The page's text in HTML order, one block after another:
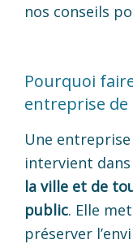
nos conseils
Pourquoi
entreprise
Une
intervient dans
la ville et de
public. Elle
préserver